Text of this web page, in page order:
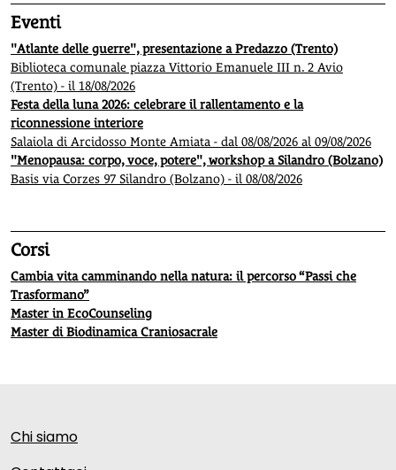
Eventi
"Atlante delle guerre", presentazione a Predazzo (Trento)
Biblioteca comunale piazza Vittorio Emanuele III n. 2 Avio
(Trento) - il 18/08/2026
Festa della luna 2026: celebrare il rallentamento e la
riconnessione interiore
Salaiola di Arcidosso Monte Amiata - dal 08/08/2026 al 09/08/2026
"Menopausa: corpo, voce, potere", workshop a Silandro (Bolzano)
Basis via Corzes 97 Silandro (Bolzano) - il 08/08/2026
Corsi
Cambia vita camminando nella natura: il percorso “Passi che
Trasformano”
Master in EcoCounseling
Master di Biodinamica Craniosacrale
Chi siamo